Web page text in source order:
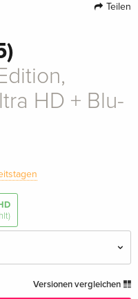
Teilen
HD + Blu-
CHF 34.50
Versionen vergleichen